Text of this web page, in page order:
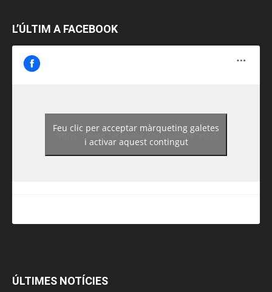
L’ÚLTIM A FACEBOOK
https://www.facebook.com/guiadereus/
Feu clic per acceptar màrqueting galetes
i activar aquest contingut
ÚLTIMES NOTÍCIES